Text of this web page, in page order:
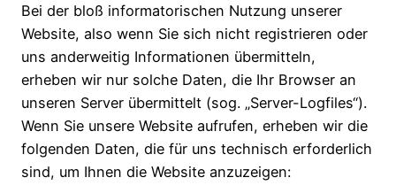
Bei der bloß informatorischen Nutzung unserer
Website, also wenn Sie sich nicht registrieren oder
uns anderweitig Informationen übermitteln,
erheben wir nur solche Daten, die Ihr Browser an
unseren Server übermittelt (sog. „Server-Logfiles“).
Wenn Sie unsere Website aufrufen, erheben wir die
folgenden Daten, die für uns technisch erforderlich
sind, um Ihnen die Website anzuzeigen: